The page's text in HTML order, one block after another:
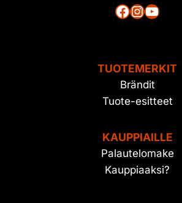
Facebook
TUOTEMERKIT
Brändit
Tuote-esitteet
KAUPPIAILLE
Palautelomake
Kauppiaaksi?